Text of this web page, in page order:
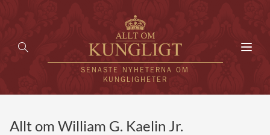
SENASTE NYHETERNA OM
KUNGLIGHETER
Allt om William G. Kaelin Jr.